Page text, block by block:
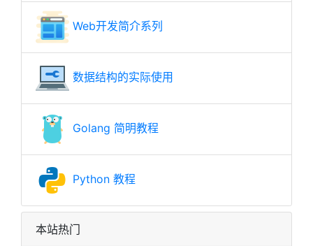
Web开发简介系列
数据结构的实际使用
Golang 简明教程
Python 教程
本站热门